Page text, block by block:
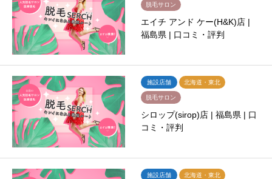
脱毛サロン
エイチ アンド ケー(H&K)店 |
福島県 | 口コミ・評判
施設店舗 北海道・東北
脱毛サロン
シロップ(sirop)店 | 福島県 | 口
コミ・評判
施設店舗 北海道・東北